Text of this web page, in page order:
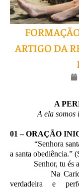
ARTIGO DA
A
A ela somos
01 – ORAÇÃO
“Senhora santa
a santa obediência.”
Senhor, tu és a
Na Caridade
verdadeira e